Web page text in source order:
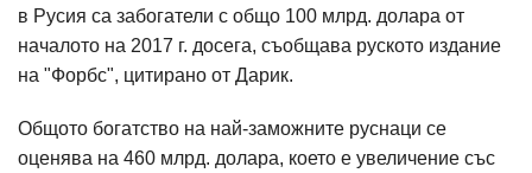
в Русия са забогатели с общо 100 млрд. долара от
началото на 2017 г. досега, съобщава руското издание
на "Форбс", цитирано от Дарик.
Общото богатство на най-заможните руснаци се
оценява на 460 млрд. долара, което е увеличение със